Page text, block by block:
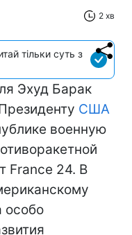
2 хв
тільки суть з
Эхуд Барак
США
военную
France 24. В
особо